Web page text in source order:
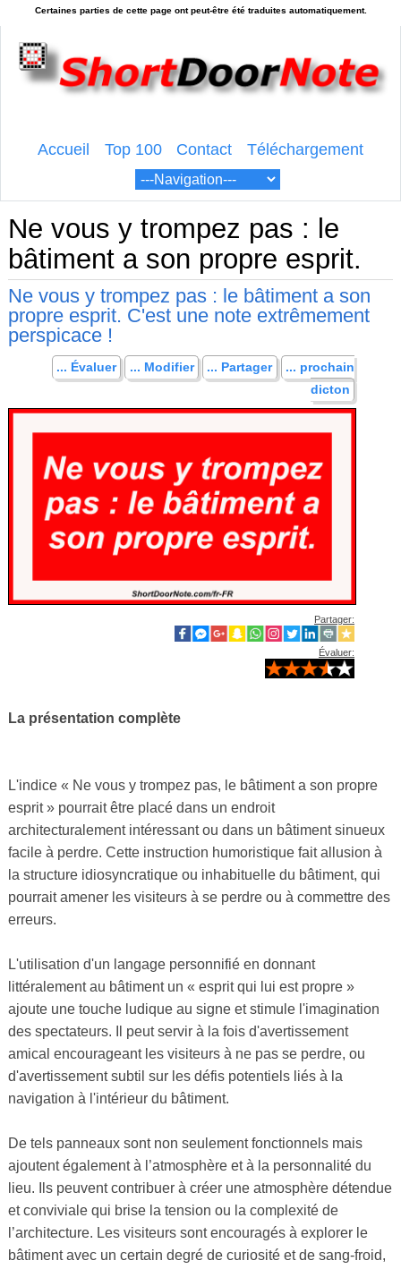
Accueil Top 100 Contact Téléchargement
Ne vous y trompez pas : le
bâtiment a son propre esprit.
Ne vous y trompez pas : le bâtiment a son
propre esprit. C'est une note extrêmement
perspicace !
... Évaluer ... Modifier ... Partager
... prochain
dicton
Partager:
Évaluer:
La présentation complète
L'indice « Ne vous y trompez pas, le bâtiment a son propre
esprit » pourrait être placé dans un endroit
architecturalement intéressant ou dans un bâtiment sinueux
facile à perdre. Cette instruction humoristique fait allusion à
la structure idiosyncratique ou inhabituelle du bâtiment, qui
pourrait amener les visiteurs à se perdre ou à commettre des
erreurs.
L'utilisation d'un langage personnifié en donnant
littéralement au bâtiment un « esprit qui lui est propre »
ajoute une touche ludique au signe et stimule l'imagination
des spectateurs. Il peut servir à la fois d'avertissement
amical encourageant les visiteurs à ne pas se perdre, ou
d'avertissement subtil sur les défis potentiels liés à la
navigation à l'intérieur du bâtiment.
De tels panneaux sont non seulement fonctionnels mais
ajoutent également à l’atmosphère et à la personnalité du
lieu. Ils peuvent contribuer à créer une atmosphère détendue
et conviviale qui brise la tension ou la complexité de
l’architecture. Les visiteurs sont encouragés à explorer le
bâtiment avec un certain degré de curiosité et de sang-froid,